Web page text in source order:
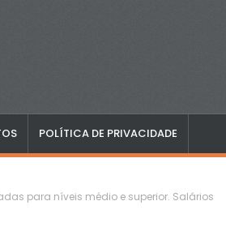
POLÍTICA DE PRIVACIDADE
para níveis médio e superior. Salários